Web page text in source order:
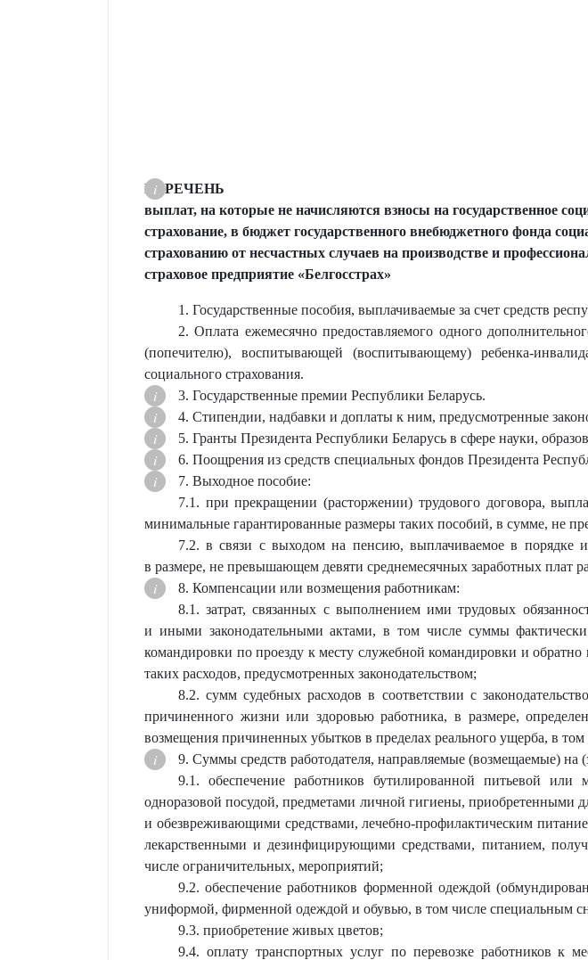
ПЕРЕЧЕНЬ
выплат, на которые не начисляются взносы на государственное
страхование, в бюджет государственного внебюджетного фонда
страхованию от несчастных случаев на производстве и
страховое предприятие «Белгосстрах»
1. Государственные пособия, выплачиваемые за счет средств
2. Оплата ежемесячно предоставляемого одного
(попечителю), воспитывающей (воспитывающему) ребенка-
социального страхования.
3. Государственные премии Республики Беларусь.
4. Стипендии, надбавки и доплаты к ним, предусмотренные
5. Гранты Президента Республики Беларусь в сфере науки,
6. Поощрения из средств специальных фондов Президента
7. Выходное пособие:
7.1. при прекращении (расторжении) трудового договора,
минимальные гарантированные размеры таких пособий, в сумме, не
7.2. в связи с выходом на пенсию, выплачиваемое в порядке
в размере, не превышающем девяти среднемесячных заработных плат
8. Компенсации или возмещения работникам:
8.1. затрат, связанных с выполнением ими трудовых
и иными законодательными актами, в том числе суммы
командировки по проезду к месту служебной командировки и
таких расходов, предусмотренных законодательством;
8.2. сумм судебных расходов в соответствии с
причиненного жизни или здоровью работника, в размере,
возмещения причиненных убытков в пределах реального ущерба, в
9. Суммы средств работодателя, направляемые (возмещаемые) на
9.1. обеспечение работников бутилированной питьевой
одноразовой посудой, предметами личной гигиены,
и обезвреживающими средствами, лечебно-профилактическим
лекарственными и дезинфицирующими средствами, питанием,
числе ограничительных, мероприятий;
9.2. обеспечение работников форменной одеждой
униформой, фирменной одеждой и обувью, в том числе специальным
9.3. приобретение живых цветов;
9.4. оплату транспортных услуг по перевозке работников к